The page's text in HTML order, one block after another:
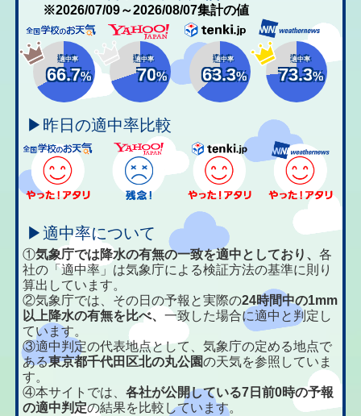
※2026/07/09～2026/08/07集計の値
適中率
66.7%
適中率
70%
適中率
63.3%
適中率
73.3%
▶昨日の適中率比較
▶適中率について
①気象庁では降水の有無の一致を適中としており、各
社の「適中率」は気象庁による検証方法の基準に則り
算出しています。
②気象庁では、その日の予報と実際の24時間中の1mm
以上降水の有無を比べ、一致した場合に適中と判定し
ています。
③適中判定の代表地点として、気象庁の定める地点で
ある東京都千代田区北の丸公園の天気を参照していま
す。
④本サイトでは、各社が公開している7日前0時の予報
の適中判定の結果を比較しています。